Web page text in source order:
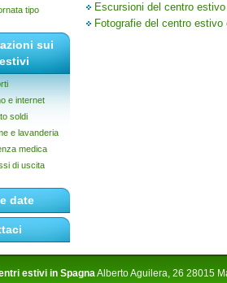
tipo
sui
e internet
soldi
e lavanderia
medica
di uscita
date
Escursioni del centro
Fotografie del centro estivo
estivi in SpagnaAlberto Aguilera, 26 28015